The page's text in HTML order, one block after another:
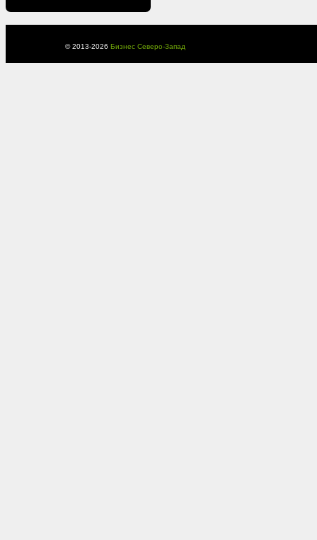
© 2013-2026 Бизнес Северо-Запад